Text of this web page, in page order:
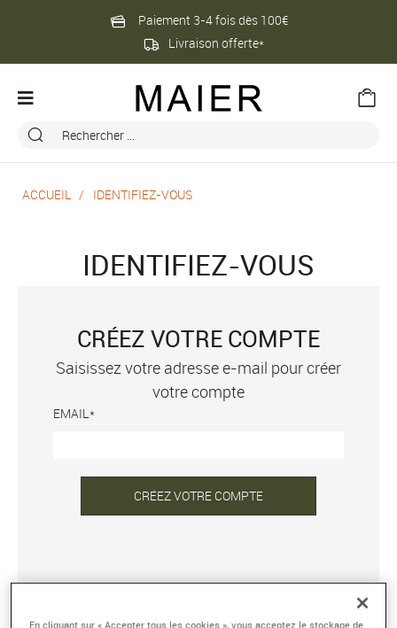
Paiement 3-4 fois dès 100€
Livraison offerte*
ACCUEIL IDENTIFIEZ-VOUS
IDENTIFIEZ-VOUS
CRÉEZ VOTRE COMPTE
Saisissez votre adresse e-mail pour créer
votre compte
EMAIL
CRÉEZ VOTRE COMPTE
En cliquant sur « Accepter tous les cookies », vous acceptez le stockage de